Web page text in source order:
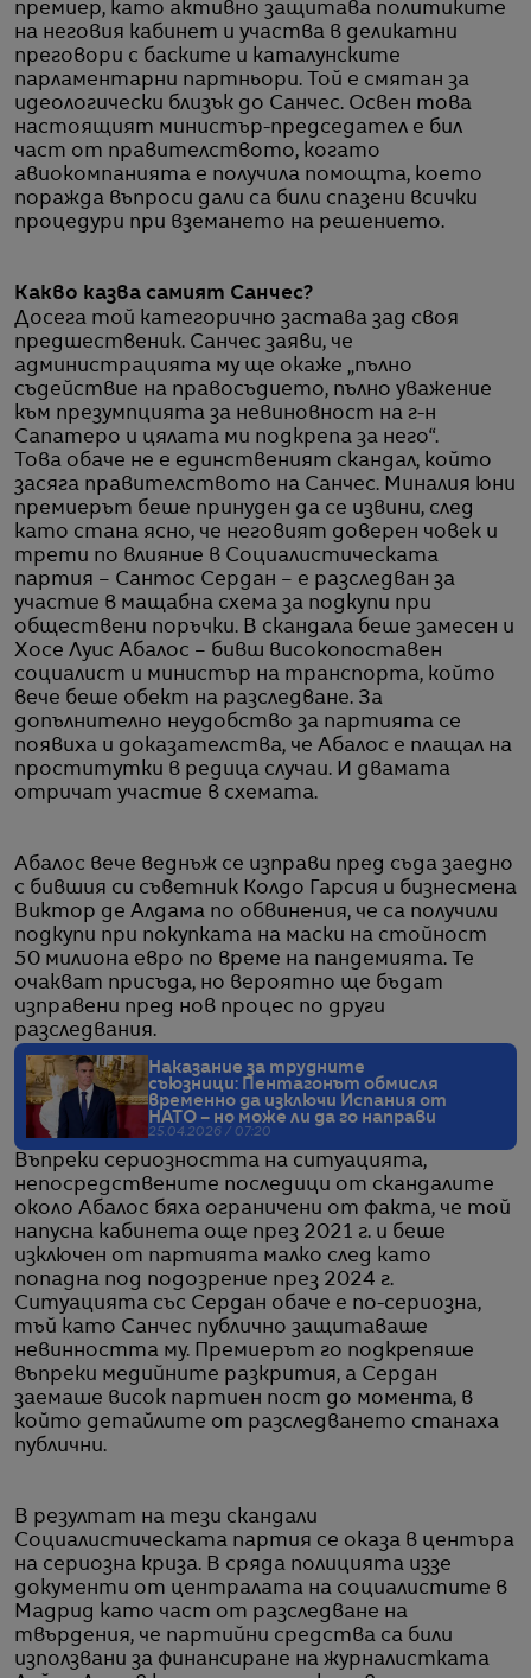
премиер, като активно защитава политиките
на неговия кабинет и участва в деликатни
преговори с баските и каталунските
парламентарни партньори. Той е смятан за
идеологически близък до Санчес. Освен това
настоящият министър-председател е бил
част от правителството, когато
авиокомпанията е получила помощта, което
поражда въпроси дали са били спазени всички
процедури при вземането на решението.
Какво казва самият Санчес?
Досега той категорично застава зад своя
предшественик. Санчес заяви, че
администрацията му ще окаже „пълно
съдействие на правосъдието, пълно уважение
към презумпцията за невиновност на г-н
Сапатеро и цялата ми подкрепа за него“.
Това обаче не е единственият скандал, който
засяга правителството на Санчес. Миналия юни
премиерът беше принуден да се извини, след
като стана ясно, че неговият доверен човек и
трети по влияние в Социалистическата
партия – Сантос Сердан – е разследван за
участие в мащабна схема за подкупи при
обществени поръчки. В скандала беше замесен и
Хосе Луис Абалос – бивш високопоставен
социалист и министър на транспорта, който
вече беше обект на разследване. За
допълнително неудобство за партията се
появиха и доказателства, че Абалос е плащал на
проститутки в редица случаи. И двамата
отричат участие в схемата.
Абалос вече веднъж се изправи пред съда заедно
с бившия си съветник Колдо Гарсия и бизнесмена
Виктор де Алдама по обвинения, че са получили
подкупи при покупката на маски на стойност
50 милиона евро по време на пандемията. Те
очакват присъда, но вероятно ще бъдат
изправени пред нов процес по други
разследвания.
Наказание за трудните
съюзници: Пентагонът обмисля
временно да изключи Испания от
НАТО – но може ли да го направи
25.04.2026 / 07:20
Въпреки сериозността на ситуацията,
непосредствените последици от скандалите
около Абалос бяха ограничени от факта, че той
напусна кабинета още през 2021 г. и беше
изключен от партията малко след като
попадна под подозрение през 2024 г.
Ситуацията със Сердан обаче е по-сериозна,
тъй като Санчес публично защитаваше
невинността му. Премиерът го подкрепяше
въпреки медийните разкрития, а Сердан
заемаше висок партиен пост до момента, в
който детайлите от разследването станаха
публични.
В резултат на тези скандали
Социалистическата партия се оказа в центъра
на сериозна криза. В сряда полицията иззе
документи от централата на социалистите в
Мадрид като част от разследване на
твърдения, че партийни средства са били
използвани за финансиране на журналистката